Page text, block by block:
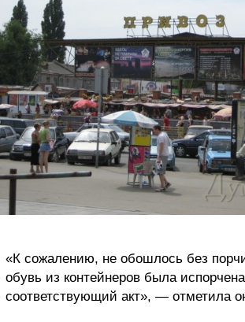
«К сожалению, не обошлось без
обувь из контейнеров была
соответствующий акт», — отметила